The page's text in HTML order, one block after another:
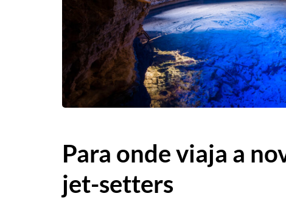
Para onde viaja a
jet-setters